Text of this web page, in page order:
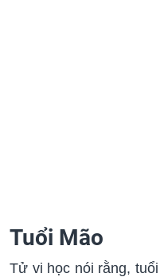
Tuổi Mão
Tử vi học nói rằng,